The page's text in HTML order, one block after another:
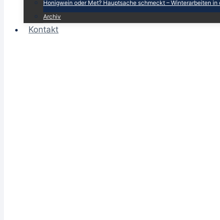
Honigwein oder Met? Hauptsache schmeckt – Winterarbeiten in
Archiv
Kontakt